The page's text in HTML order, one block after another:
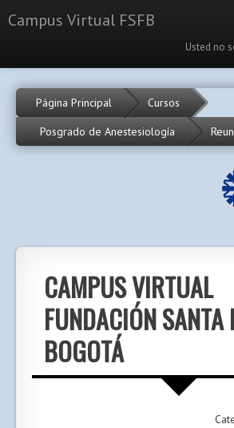
Campus Virtual FSFB
Usted no
Calendario
Portal
Página Principal
Cursos
Posgrado de Anestesiología
CAMPUS VIRTUAL
FUNDACIÓN SANTA
BOGOTÁ